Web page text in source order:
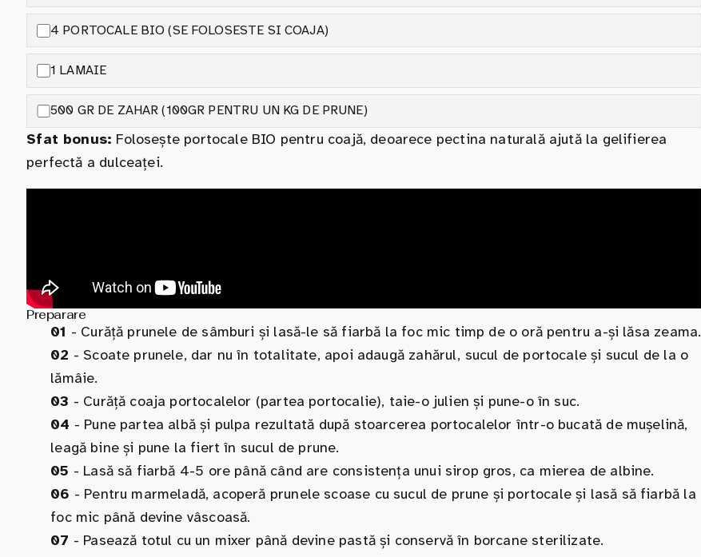
4 PORTOCALE BIO (SE FOLOSESTE SI COAJA)
1 LAMAIE
500 GR DE ZAHAR (100GR PENTRU UN KG DE PRUNE)
Sfat bonus: Folosește portocale BIO pentru coajă, deoarece pectina naturală ajută la gelifierea
perfectă a dulceaței.
Preparare
01 - Curăță prunele de sâmburi și lasă-le să fiarbă la foc mic timp de o oră pentru a-și lăsa zeama.
02 - Scoate prunele, dar nu în totalitate, apoi adaugă zahărul, sucul de portocale și sucul de la o
lămâie.
03 - Curăță coaja portocalelor (partea portocalie), taie-o julien și pune-o în suc.
04 - Pune partea albă și pulpa rezultată după stoarcerea portocalelor într-o bucată de mușelină,
leagă bine și pune la fiert în sucul de prune.
05 - Lasă să fiarbă 4-5 ore până când are consistența unui sirop gros, ca mierea de albine.
06 - Pentru marmeladă, acoperă prunele scoase cu sucul de prune și portocale și lasă să fiarbă la
foc mic până devine vâscoasă.
07 - Pasează totul cu un mixer până devine pastă și conservă în borcane sterilizate.